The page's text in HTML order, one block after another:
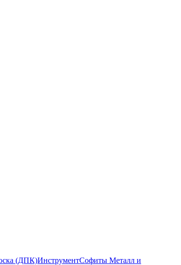
(ДПК)ИнструментСофиты Металл и